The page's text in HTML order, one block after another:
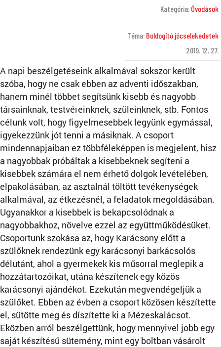
Kategória: Óvodások
Téma: Boldogító jócselekedetek
2019. 12. 27.
A napi beszélgetéseink alkalmával sokszor került
szóba, hogy ne csak ebben az adventi időszakban,
hanem minél többet segítsünk kisebb és nagyobb
társainknak, testvéreinknek, szüleinknek, stb. Fontos
célunk volt, hogy figyelmesebbek legyünk egymással,
igyekezzünk jót tenni a másiknak. A csoport
mindennapjaiban ez többféleképpen is megjelent, hisz
a nagyobbak próbáltak a kisebbeknek segíteni a
kisebbek számára el nem érhető dolgok levételében,
elpakolásában, az asztalnál töltött tevékenységek
alkalmával, az étkezésnél, a feladatok megoldásában.
Ugyanakkor a kisebbek is bekapcsolódnak a
nagyobbakhoz, növelve ezzel az együttműködésüket.
Csoportunk szokása az, hogy Karácsony előtt a
szülőknek rendezünk egy karácsonyi barkácsolós
délutánt, ahol a gyermekek kis műsorral meglepik a
hozzátartozóikat, utána készítenek egy közös
karácsonyi ajándékot. Ezekután megvendégeljük a
szülőket. Ebben az évben a csoport közösen készítette
el, sütötte meg és díszítette ki a Mézeskalácsot.
Eközben arról beszélgettünk, hogy mennyivel jobb egy
saját készítésű sütemény, mint egy boltban vásárolt